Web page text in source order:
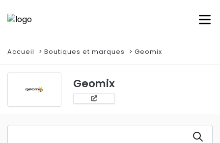
Accueil Boutiques et marques Geomix
Geomix